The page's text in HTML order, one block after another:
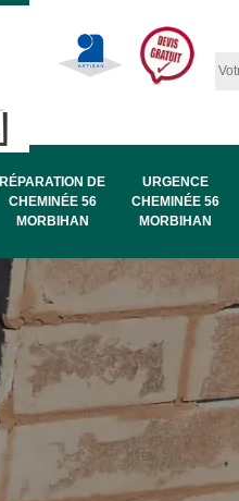
RÉPARATION DE
CHEMINÉE 56
MORBIHAN
URGENCE
CHEMINÉE 56
MORBIHAN
Pose de chapeau
de cheminée 56
Morbihan